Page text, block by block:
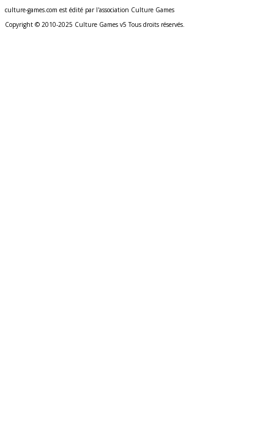
culture-games.com est édité par l'association Culture Games
Copyright © 2010-2025 Culture Games v5 Tous droits réservés.